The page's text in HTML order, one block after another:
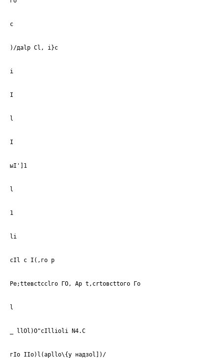
с
)/даlр Cl, i}c
i
I
l
I
ыI']1
l
1
li
cIl с I(,го р
Ре;ttевсtссlго ГО, Ар t,сrtовсttого Го
l
_ llOl)O"cIllioli N4.C
гIо IIo)l(apllo\{y надзоl])/